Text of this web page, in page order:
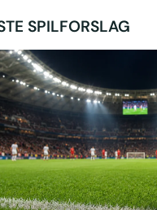
SPILFORSLAG